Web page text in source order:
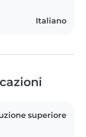
Italiano
superiore